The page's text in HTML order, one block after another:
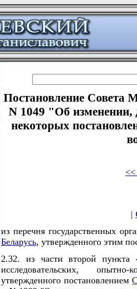
Постановление Совета
N 1049 "Об изменении,
некоторых
|
из перечня государственных
Беларусь, утвержденного этим
2.32. из части второй пункта
исследовательских,
утвержденного постановлением